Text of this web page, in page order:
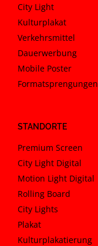
City Light
Kulturplakat
Verkehrsmittel
Dauerwerbung
Mobile Poster
Formatsprengungen
STANDORTE
Premium Screen
City Light Digital
Motion Light Digital
Rolling Board
City Lights
Plakat
Kulturplakatierung